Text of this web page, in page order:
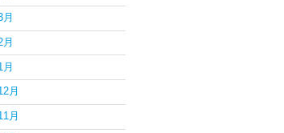
月
月
月